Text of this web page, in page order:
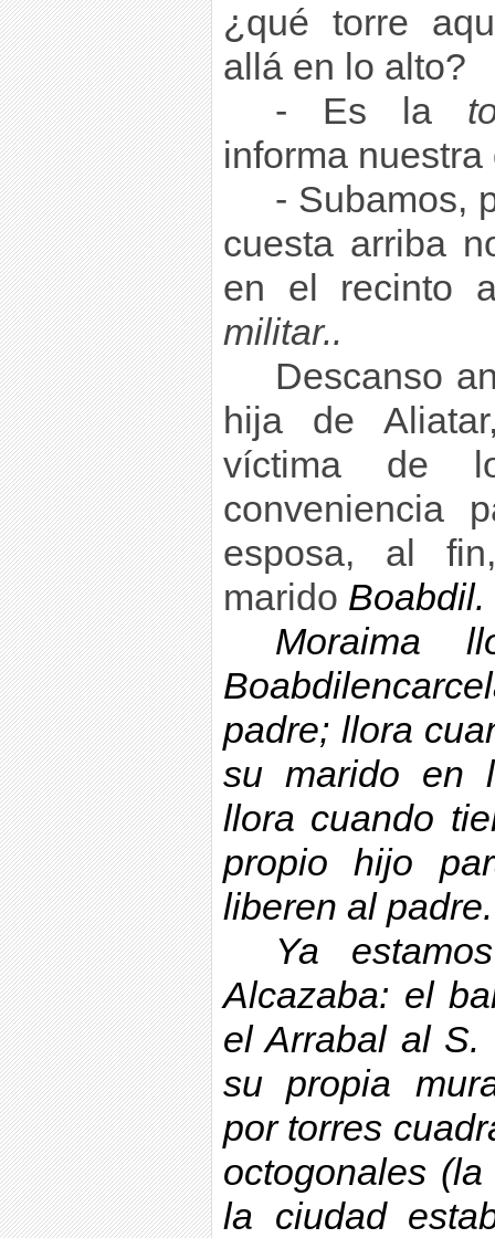
¿qué torre
allá en lo alto?
- Es la
informa nuestra
- Subamos,
cuesta arriba
en el recinto
militar..
Descanso
hija de
víctima de
conveniencia
esposa, al
marido Boabdil.
Moraima
Boabdil
padre; llora
su marido en
llora cuando
propio hijo
liberen al padre.
Ya
Alcazaba: el
el Arrabal al S.
su propia
por torres
octogonales
la ciudad